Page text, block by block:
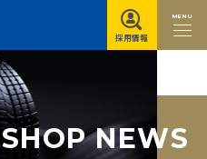
MENU
採用情報
SHOP NEWS